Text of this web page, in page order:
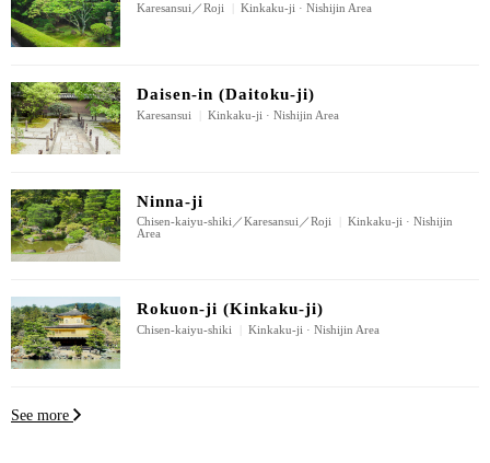
Karesansui／Roji Kinkaku-ji · Nishijin Area
Daisen-in (Daitoku-ji)
Karesansui Kinkaku-ji · Nishijin Area
Ninna-ji
Chisen-kaiyu-shiki／Karesansui／Roji
Kinkaku-ji · Nishijin
Area
Rokuon-ji (Kinkaku-ji)
Chisen-kaiyu-shiki Kinkaku-ji · Nishijin Area
See more